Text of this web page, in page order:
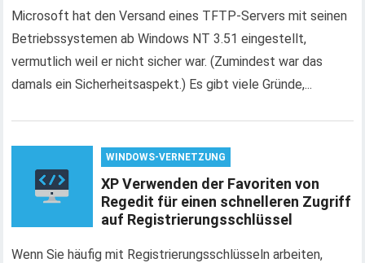
Microsoft hat den Versand eines TFTP-Servers mit seinen
Betriebssystemen ab Windows NT 3.51 eingestellt,
vermutlich weil er nicht sicher war. (Zumindest war das
damals ein Sicherheitsaspekt.) Es gibt viele Gründe,...
WINDOWS-VERNETZUNG
XP Verwenden der Favoriten von
Regedit für einen schnelleren Zugriff
auf Registrierungsschlüssel
Wenn Sie häufig mit Registrierungsschlüsseln arbeiten,